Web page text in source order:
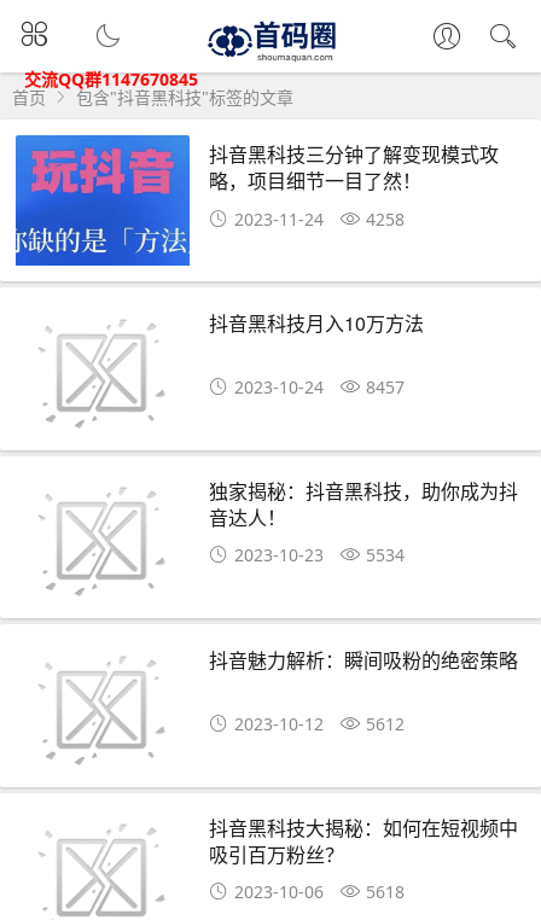
交流QQ群1147670845
首页 包含"抖音黑科技"标签的文章
抖音黑科技三分钟了解变现模式攻
略，项目细节一目了然！
2023-11-24 4258
抖音黑科技月入10万方法
2023-10-24 8457
独家揭秘：抖音黑科技，助你成为抖
音达人！
2023-10-23 5534
抖音魅力解析：瞬间吸粉的绝密策略
2023-10-12 5612
抖音黑科技大揭秘：如何在短视频中
吸引百万粉丝？
2023-10-06 5618